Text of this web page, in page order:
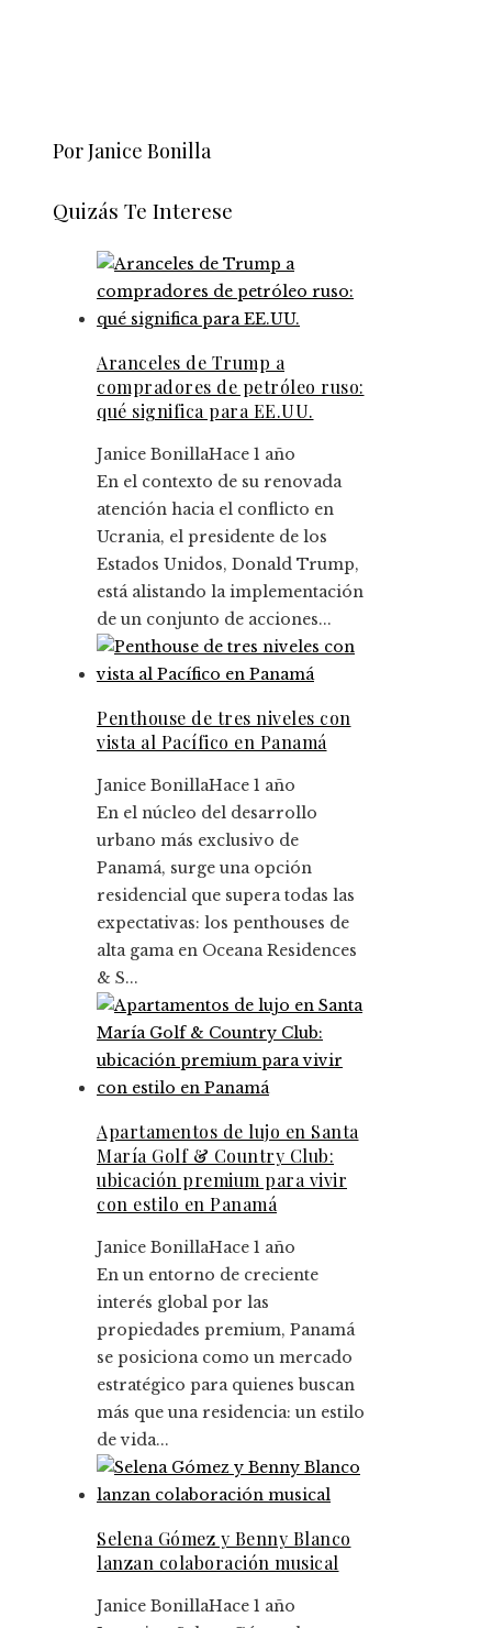
Por Janice Bonilla
Quizás Te Interese
Aranceles de Trump a
compradores de petróleo ruso:
qué significa para EE.UU.
Janice BonillaHace 1 año
En el contexto de su renovada
atención hacia el conflicto en
Ucrania, el presidente de los
Estados Unidos, Donald Trump,
está alistando la implementación
de un conjunto de acciones...
Penthouse de tres niveles con
vista al Pacífico en Panamá
Janice BonillaHace 1 año
En el núcleo del desarrollo
urbano más exclusivo de
Panamá, surge una opción
residencial que supera todas las
expectativas: los penthouses de
alta gama en Oceana Residences
& S...
Apartamentos de lujo en Santa
María Golf & Country Club:
ubicación premium para vivir
con estilo en Panamá
Janice BonillaHace 1 año
En un entorno de creciente
interés global por las
propiedades premium, Panamá
se posiciona como un mercado
estratégico para quienes buscan
más que una residencia: un estilo
de vida...
Selena Gómez y Benny Blanco
lanzan colaboración musical
Janice BonillaHace 1 año